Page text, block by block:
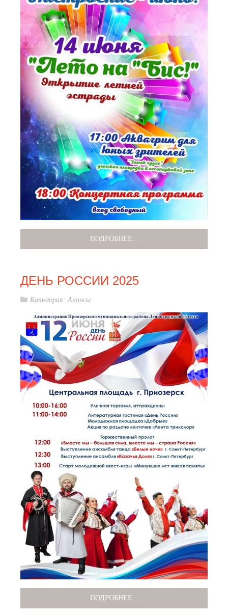
ПОДРОБНЕЕ...
ДЕНЬ РОССИИ 2025
Категория: Анонсы
ПОДРОБНЕЕ...